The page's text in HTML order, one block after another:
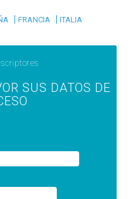
|FRANCIA |ITALIA
SUS DATOS DE